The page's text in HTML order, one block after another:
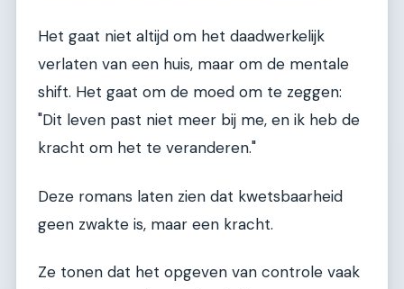
Het gaat niet altijd om het daadwerkelijk
verlaten van een huis, maar om de mentale
shift. Het gaat om de moed om te zeggen:
"Dit leven past niet meer bij me, en ik heb de
kracht om het te veranderen."
Deze romans laten zien dat kwetsbaarheid
geen zwakte is, maar een kracht.
Ze tonen dat het opgeven van controle vaak